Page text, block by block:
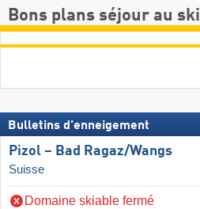
Bons plans séjour au ski
Bulletins d'enneigement
Pizol – Bad Ragaz/​Wangs
Suisse
Domaine skiable fermé